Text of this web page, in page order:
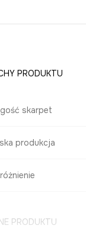
PRODUKTU
skarpet
produkcja
PRODUKTU